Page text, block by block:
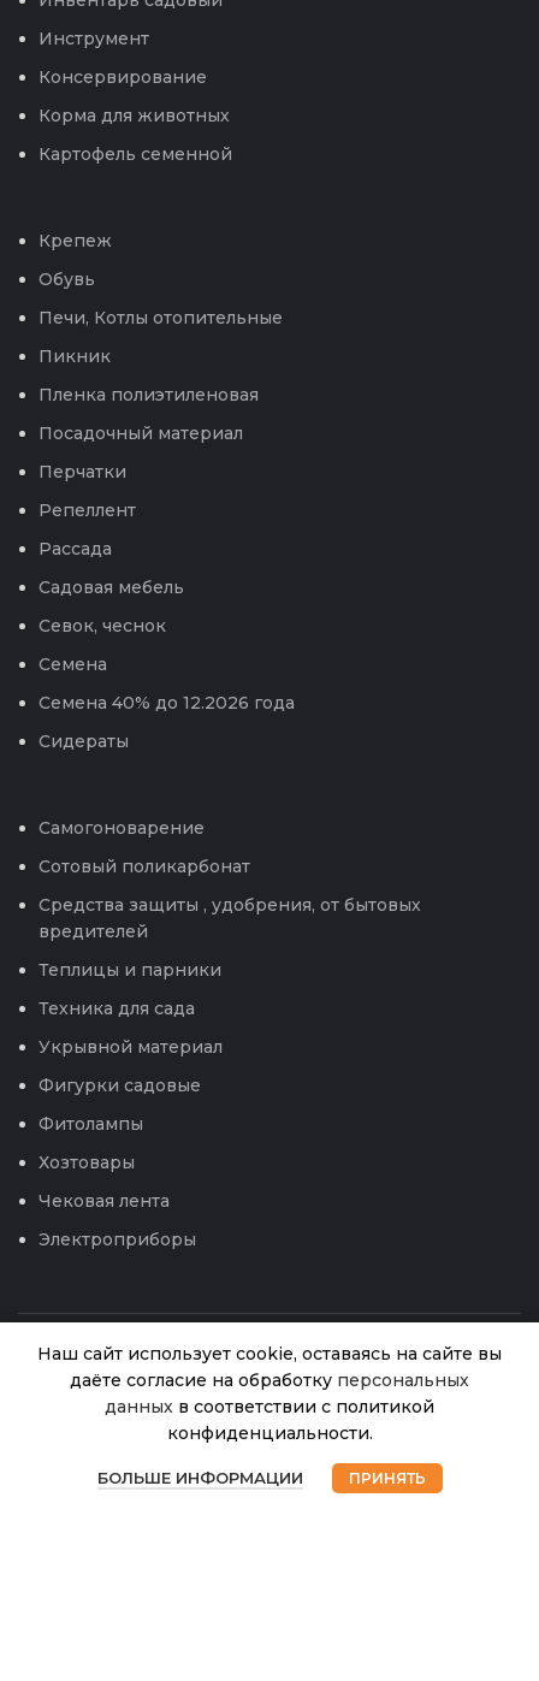
Инструмент
Консервирование
Корма для животных
Картофель семенной
Крепеж
Обувь
Печи, Котлы отопительные
Пикник
Пленка полиэтиленовая
Посадочный материал
Перчатки
Репеллент
Рассада
Садовая мебель
Севок, чеснок
Семена
Семена 40% до 12.2026 года
Сидераты
Самогоноварение
Сотовый поликарбонат
Средства защиты , удобрения, от бытовых
вредителей
Теплицы и парники
Техника для сада
Укрывной материал
Фигурки садовые
Фитолампы
Хозтовары
Чековая лента
Электроприборы
Интернет магазин Успех. ИП Хрипунов Сергей
Наш сайт использует cookie, оставаясь на сайте вы
даёте согласие на обработку персональных
данных в соответствии с политикой
конфиденциальности.
БОЛЬШЕ ИНФОРМАЦИИ ПРИНЯТЬ
Ножки к
Кузбасская89.00₽
наличии
Магазин Избранное Корзина Мой аккаунт